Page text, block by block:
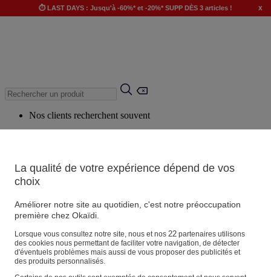
⏱️ LAST DAYS : Jusqu'à -60%* et -20%* SUPP DÈS 3 articles ! x
Nos clients recherchent souvent
Produits suggérés
Voir tous les produits
Magasin
Vos informations personnelles
Suivre une commande
La qualité de votre expérience dépend de vos
choix
Améliorer notre site au quotidien, c'est notre préoccupation
première chez Okaïdi.
Lorsque vous consultez notre site, nous et nos 22partenaires utilisons
des cookies nous permettant de faciliter votre navigation, de détecter
d'éventuels problèmes mais aussi de vous proposer des publicités et
des produits personnalisés.